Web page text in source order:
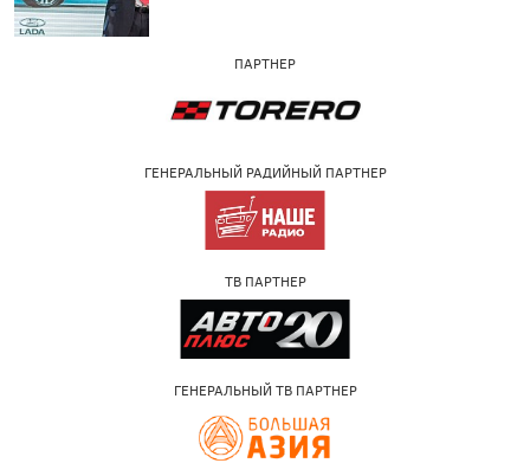
ПАРТНЕР
ГЕНЕРАЛЬНЫЙ РАДИЙНЫЙ ПАРТНЕР
ТВ ПАРТНЕР
ГЕНЕРАЛЬНЫЙ ТВ ПАРТНЕР